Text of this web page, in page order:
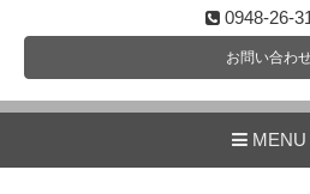
0948-26-
お問い合わ
MENU